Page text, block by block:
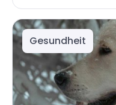
Gesundheit